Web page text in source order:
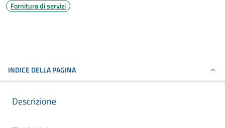
Fornitura di servizi
INDICE DELLA PAGINA
Descrizione